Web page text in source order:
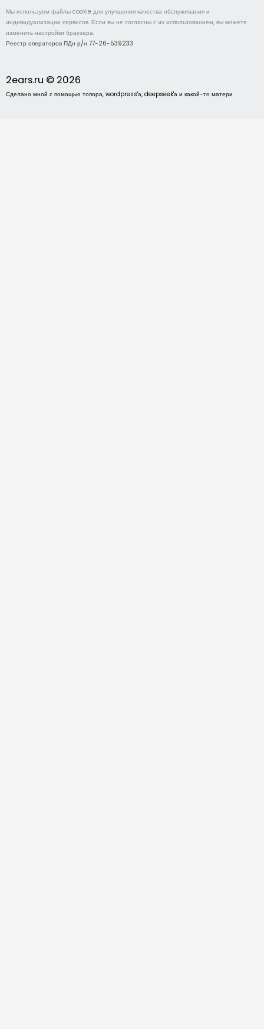
Мы используем файлы cookie для улучшения качества обслуживания и
индивидуализации сервисов. Если вы не согласны с их использованием, вы можете
изменить настройки браузера.
Реестр операторов ПДн р/н 77-26-539233
2ears.ru © 2026
Сделано мной с помощью топора, wordpress'а, deepseek'а и какой-то матери